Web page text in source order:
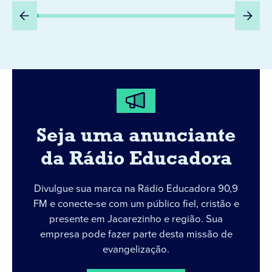
Seja uma anunciante
da Rádio Educadora
Divulgue sua marca na Rádio Educadora 90,9
FM e conecte-se com um público fiel, cristão e
presente em Jacarezinho e região. Sua
empresa pode fazer parte desta missão de
evangelização.